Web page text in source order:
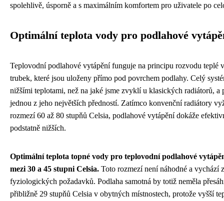
spolehlivě, úsporně a s maximálním komfortem pro uživatele po
Optimální teplota vody pro podlahové
Teplovodní podlahové vytápění funguje na principu rozvodu teplé
trubek, které jsou uloženy přímo pod povrchem podlahy. Celý
nižšími teplotami, než na jaké jsme zvyklí u klasických radiátorů, a
jednou z jeho největších předností. Zatímco konvenční radiátory
rozmezí 60 až 80 stupňů Celsia, podlahové vytápění dokáže
podstatně nižších.
Optimální teplota topné vody pro teplovodní podlahové
mezi 30 a 45 stupni Celsia. Toto rozmezí není náhodné a vychází
fyziologických požadavků. Podlaha samotná by totiž neměla
přibližně 29 stupňů Celsia v obytných místnostech, protože vyšší